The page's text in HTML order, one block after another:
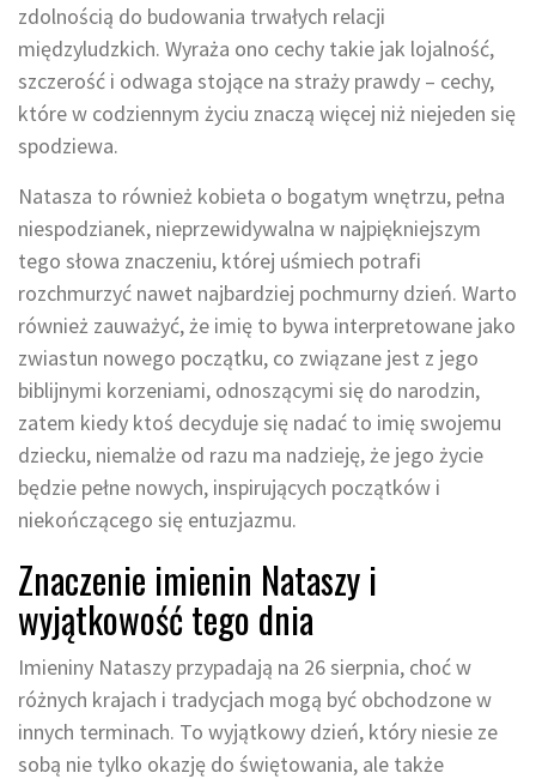
zdolnością do budowania trwałych relacji
międzyludzkich. Wyraża ono cechy takie jak lojalność,
szczerość i odwaga stojące na straży prawdy – cechy,
które w codziennym życiu znaczą więcej niż niejeden się
spodziewa.
Natasza to również kobieta o bogatym wnętrzu, pełna
niespodzianek, nieprzewidywalna w najpiękniejszym
tego słowa znaczeniu, której uśmiech potrafi
rozchmurzyć nawet najbardziej pochmurny dzień. Warto
również zauważyć, że imię to bywa interpretowane jako
zwiastun nowego początku, co związane jest z jego
biblijnymi korzeniami, odnoszącymi się do narodzin,
zatem kiedy ktoś decyduje się nadać to imię swojemu
dziecku, niemalże od razu ma nadzieję, że jego życie
będzie pełne nowych, inspirujących początków i
niekończącego się entuzjazmu.
Znaczenie imienin Nataszy i
wyjątkowość tego dnia
Imieniny Nataszy przypadają na 26 sierpnia, choć w
różnych krajach i tradycjach mogą być obchodzone w
innych terminach. To wyjątkowy dzień, który niesie ze
sobą nie tylko okazję do świętowania, ale także